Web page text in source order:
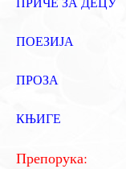
ПОЕЗИЈА
ПРОЗА
КЊИГЕ
Препорука: